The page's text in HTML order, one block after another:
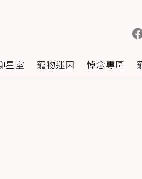
星室 寵物迷因 悼念專區